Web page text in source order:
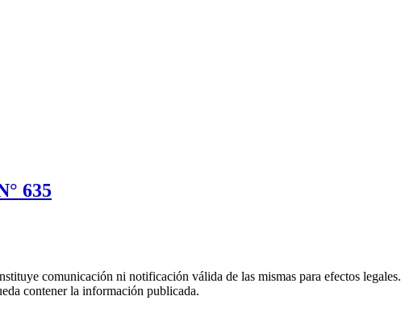
635
comunicación ni notificación válida de las mismas para efectos
contener la información publicada.